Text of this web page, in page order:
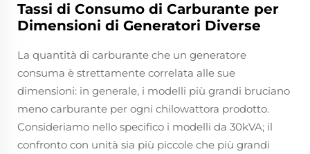
Tassi di Consumo di Carburante per
Dimensioni di Generatori Diverse
La quantità di carburante che un generatore
consuma è strettamente correlata alle sue
dimensioni: in generale, i modelli più grandi bruciano
meno carburante per ogni chilowattora prodotto.
Consideriamo nello specifico i modelli da 30kVA; il
confronto con unità sia più piccole che più grandi